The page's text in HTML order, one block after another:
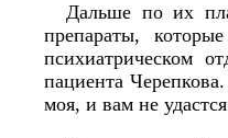
Дальше по их
препараты,
психиатрическом
пациента
моя, и вам не